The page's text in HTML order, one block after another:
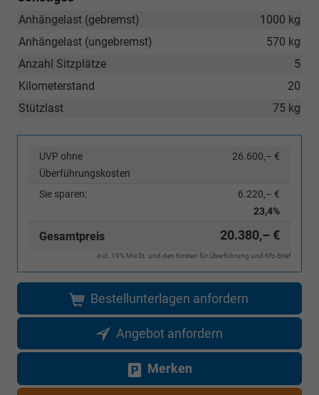
1000 kg
Anhängelast (gebremst)
570 kg
Anhängelast (ungebremst)
5
Anzahl Sitzplätze
20
Kilometerstand
75 kg
Stützlast
UVP ohne
Überführungskosten
26.600,– €
Sie sparen:
6.220,– €
23,4%
Gesamtpreis 20.380,– €
incl. 19% MwSt. und den Kosten für Überführung und Kfz-Brief
Bestellunterlagen anfordern
Angebot anfordern
Merken